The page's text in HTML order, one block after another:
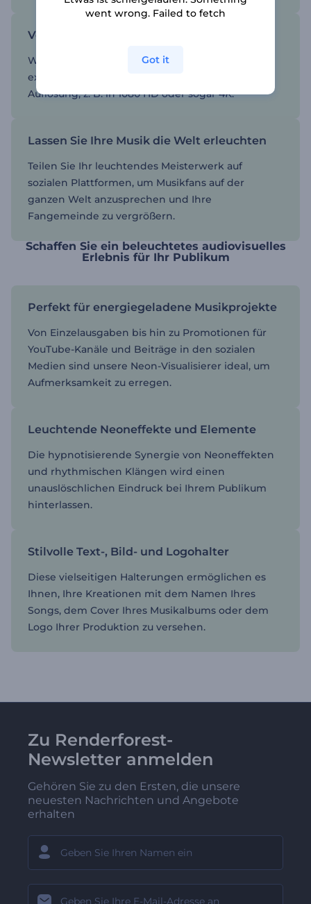
Voransicht und Export in hoher Qualität
Wenn Sie mit dem Endergebnis zufrieden sind,
exportieren Sie Ihren Visualisierer in hoher
Auflösung, z. B. in 1080 HD oder sogar 4K.
Lassen Sie Ihre Musik die Welt erleuchten
Teilen Sie Ihr leuchtendes Meisterwerk auf
sozialen Plattformen, um Musikfans auf der
ganzen Welt anzusprechen und Ihre
Fangemeinde zu vergrößern.
Schaffen Sie ein beleuchtetes audiovisuelles
Erlebnis für Ihr Publikum
Perfekt für energiegeladene Musikprojekte
Von Einzelausgaben bis hin zu Promotionen für
YouTube-Kanäle und Beiträge in den sozialen
Medien sind unsere Neon-Visualisierer ideal, um
Aufmerksamkeit zu erregen.
Leuchtende Neoneffekte und Elemente
Die hypnotisierende Synergie von Neoneffekten
und rhythmischen Klängen wird einen
unauslöschlichen Eindruck bei Ihrem Publikum
hinterlassen.
Stilvolle Text-, Bild- und Logohalter
Diese vielseitigen Halterungen ermöglichen es
Ihnen, Ihre Kreationen mit dem Namen Ihres
Songs, dem Cover Ihres Musikalbums oder dem
Logo Ihrer Produktion zu versehen.
Zu Renderforest-
Newsletter anmelden
Gehören Sie zu den Ersten, die unsere
neuesten Nachrichten und Angebote
erhalten
went wrong. Failed to fetch
Got it